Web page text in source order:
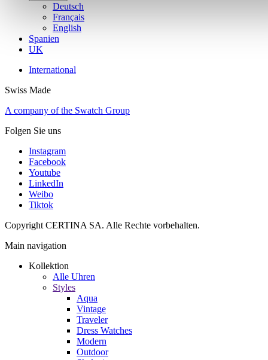
Deutsch
Français
English
Spanien
UK
International
Swiss Made
A company of the Swatch Group
Folgen Sie uns
Instagram
Facebook
Youtube
LinkedIn
Weibo
Tiktok
Copyright CERTINA SA. Alle Rechte vorbehalten.
Main navigation
Kollektion
Alle Uhren
Styles
Aqua
Vintage
Traveler
Dress Watches
Modern
Outdoor